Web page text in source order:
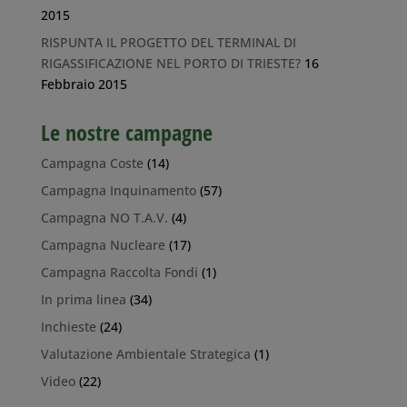
2015
RISPUNTA IL PROGETTO DEL TERMINAL DI
RIGASSIFICAZIONE NEL PORTO DI TRIESTE? 16
Febbraio 2015
Le nostre campagne
Campagna Coste (14)
Campagna Inquinamento(57)
Campagna NO T.A.V. (4)
Campagna Nucleare (17)
Campagna Raccolta Fondi (1)
In prima linea (34)
Inchieste (24)
Valutazione Ambientale Strategica (1)
Video(22)